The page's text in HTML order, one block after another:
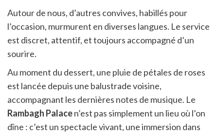
Autour de nous, d’autres convives, habillés pour
l’occasion, murmurent en diverses langues. Le service
est discret, attentif, et toujours accompagné d’un
sourire.
Au moment du dessert, une pluie de pétales de roses
est lancée depuis une balustrade voisine,
accompagnant les dernières notes de musique. Le
Rambagh Palacen’est pas simplement un lieu où l’on
dîne : c’est un spectacle vivant, une immersion dans